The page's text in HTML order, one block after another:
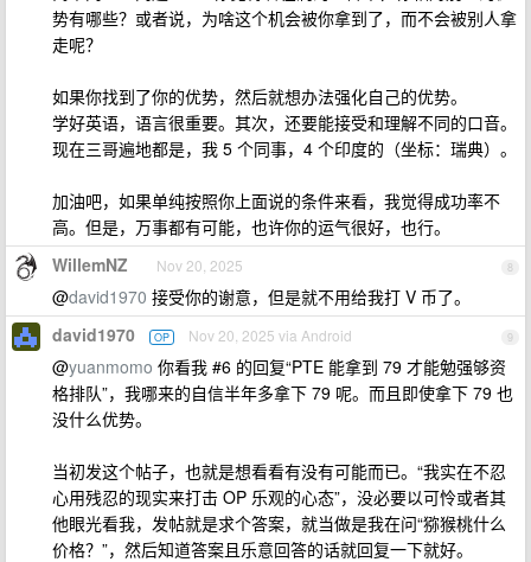
势有哪些？或者说，为啥这个机会被你拿到了，而不会被别人拿
走呢？
如果你找到了你的优势，然后就想办法强化自己的优势。
学好英语，语言很重要。其次，还要能接受和理解不同的口音。
现在三哥遍地都是，我 5 个同事，4 个印度的（坐标：瑞典）。
加油吧，如果单纯按照你上面说的条件来看，我觉得成功率不
高。但是，万事都有可能，也许你的运气很好，也行。
8
WillemNZ Nov 20, 2025
@david1970 接受你的谢意，但是就不用给我打 V 币了。
9
david1970 OP Nov 20, 2025 via Android
@yuanmomo 你看我 #6 的回复“PTE 能拿到 79 才能勉强够资
格排队”，我哪来的自信半年多拿下 79 呢。而且即使拿下 79 也
没什么优势。
当初发这个帖子，也就是想看看有没有可能而已。“我实在不忍
心用残忍的现实来打击 OP 乐观的心态”，没必要以可怜或者其
他眼光看我，发帖就是求个答案，就当做是我在问“猕猴桃什么
价格？”，然后知道答案且乐意回答的话就回复一下就好。